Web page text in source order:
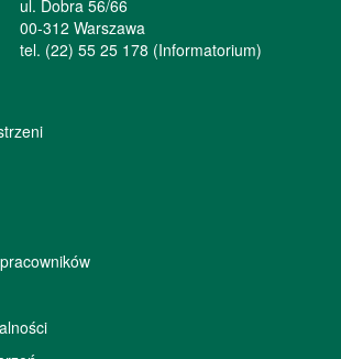
ul. Dobra 56/66
00-312 Warszawa
tel. (22) 55 25 178 (Informatorium)